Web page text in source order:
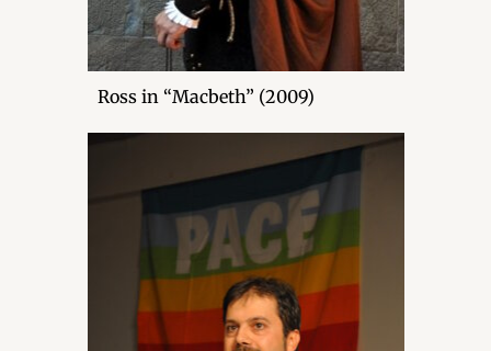
Ross in “Macbeth” (2009)